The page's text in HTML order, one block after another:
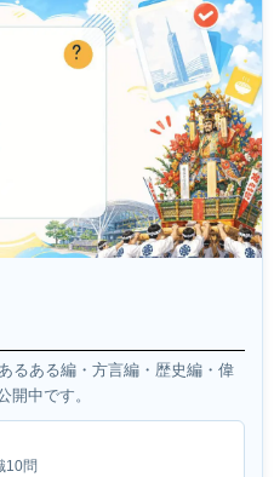
るある編・方言編・歴史編・偉
開中です。
10問